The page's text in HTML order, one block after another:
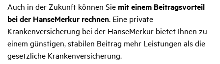
Auch in der Zukunft können Sie mit einem Beitragsvorteil
bei der HanseMerkur rechnen. Eine private
Krankenversicherung bei der HanseMerkur bietet Ihnen zu
einem günstigen, stabilen Beitrag mehr Leistungen als die
gesetzliche Krankenversicherung.